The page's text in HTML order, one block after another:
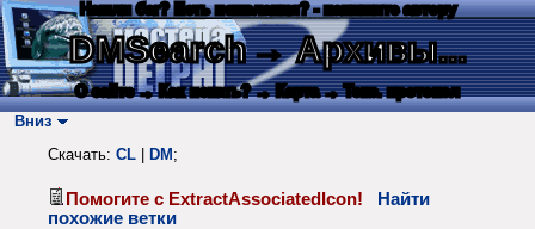
Нашли баг? Есть пожелания? - напишите автору
DMSearch→ Архивы...
О сайте → Как искать? → Карта → Текс. протокол
Вниз
Скачать: CL DM ;
Помогите с ExtractAssociatedIcon!
Найти
похожие ветки